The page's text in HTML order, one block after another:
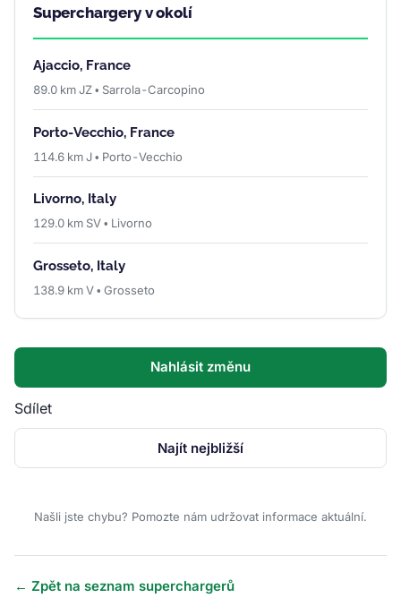
Superchargery v okolí
Ajaccio, France
89.0 km JZ • Sarrola-Carcopino
Porto-Vecchio, France
114.6 km J • Porto-Vecchio
Livorno, Italy
129.0 km SV • Livorno
Grosseto, Italy
138.9 km V • Grosseto
Nahlásit změnu
Sdílet
Najít nejbližší
Našli jste chybu? Pomozte nám udržovat informace aktuální.
← Zpět na seznam superchargerů